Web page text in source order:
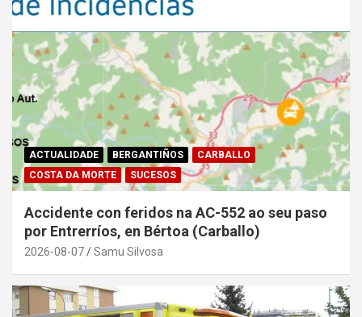
ACTUALIDADE BERGANTIÑOS
CARBALLO
COSTA DA MORTE
SUCESOS
Accidente con feridos na AC-552 ao seu paso
por Entrerríos, en Bértoa (Carballo)
2026-08-07 Samu Silvosa